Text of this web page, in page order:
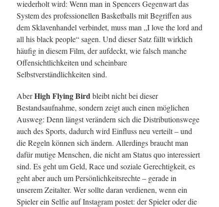
wiederholt wird: Wenn man in Spencers Gegenwart das
System des professionellen Basketballs mit Begriffen aus
dem Sklavenhandel verbindet, muss man „I love the lord and
all his black people“ sagen. Und dieser Satz fällt wirklich
häufig in diesem Film, der aufdeckt, wie falsch manche
Offensichtlichkeiten und scheinbare
Selbstverständlichkeiten sind.
AberHigh Flying Bird bleibt nicht bei dieser
Bestandsaufnahme, sondern zeigt auch einen möglichen
Ausweg: Denn längst verändern sich die Distributionswege
auch des Sports, dadurch wird Einfluss neu verteilt – und
die Regeln können sich ändern. Allerdings braucht man
dafür mutige Menschen, die nicht am Status quo interessiert
sind. Es geht um Geld, Race und soziale Gerechtigkeit, es
geht aber auch um Persönlichkeitsrechte – gerade in
unserem Zeitalter. Wer sollte daran verdienen, wenn ein
Spieler ein Selfie auf Instagram postet: der Spieler oder die